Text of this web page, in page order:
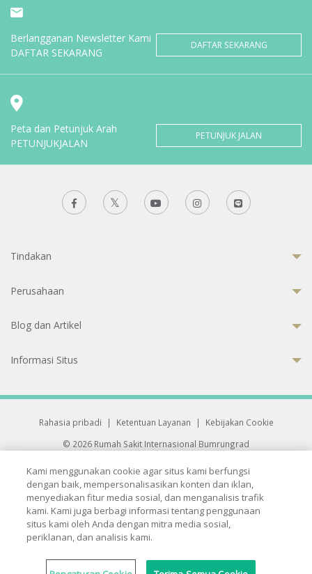
Berlangganan Newsletter Kami
DAFTAR SEKARANG
DAFTAR SEKARANG
Peta dan Petunjuk Arah
PETUNJUKJALAN
PETUNJUK JALAN
Tindakan
Perusahaan
Blog dan Artikel
Informasi Situs
Rahasia pribadi | Ketentuan Layanan |
Kebijakan Cookie
© 2026 Rumah Sakit Internasional Bumrungrad
33 Sukhumvit 3, Wattana, Bangkok 10110 Thailand.
All rights reserved.
Kami menggunakan cookie agar situs kami berfungsi
dengan baik, mempersonalisasikan konten dan iklan,
menyediakan fitur media sosial, dan menganalisis trafik
kami. Kami juga berbagi informasi tentang penggunaan
situs kami oleh Anda dengan mitra media sosial,
periklanan, dan analisis kami.